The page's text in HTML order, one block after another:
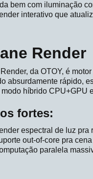
bem com iluminação
interativo que
Render
da OTOY, é
absurdamente rápido,
híbrido CPU+GPU
fortes:
espectral de luz
out-of-core pra
paralela